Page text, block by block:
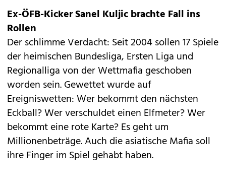
Ex-ÖFB-Kicker Sanel Kuljic brachte Fall ins
Rollen
Der schlimme Verdacht: Seit 2004 sollen17 Spiele
der heimischen Bundesliga, Ersten Liga und
Regionalliga von der Wettmafia geschoben
worden sein. Gewettet wurde auf
Ereigniswetten: Wer bekommt den nächsten
Eckball? Wer verschuldet einen Elfmeter? Wer
bekommt eine rote Karte? Es geht um
Millionenbeträge. Auch die asiatische Mafia soll
ihre Finger im Spiel gehabt haben.